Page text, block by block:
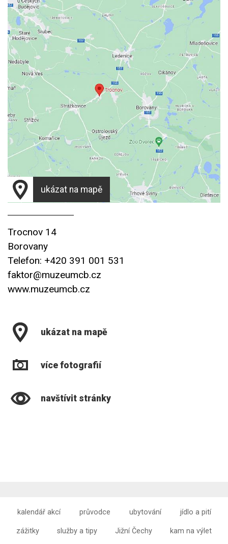
ukázat na mapě
Trocnov 14
Borovany
Telefon: +420 391 001 531
faktor@muzeumcb.cz
www.muzeumcb.cz
ukázat na mapě
více fotografií
navštívit stránky
kalendář akcí průvodce ubytování jídlo a pití
zážitky služby a tipy Jižní Čechy kam na výlet